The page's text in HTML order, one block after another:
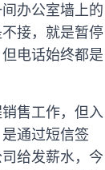
办公室墙上的
接，就是暂停
电话始终都是
售工作，但入
通过短信签
给发薪水，今